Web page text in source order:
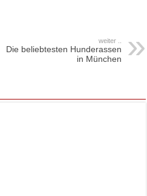
weiter ..
Die beliebtesten Hunderassen
in München